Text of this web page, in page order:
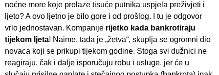
noćne more koje prolaze tisuće putnika uspjela preživjeti i
ljeto? A ovo ljetno je bilo gore i od prošlog. I tu je odgovor
vrlo jednostavan. Kompanije rijetko kada bankrotiraju
tijekom ljeta! Naime, tada je „žetva“, skuplja se ogromni dio
novaca koji se prikupi tijekom godine. Stoga svi dužnici ne
reagiraju, čak i dalje isporučuju robu i usluge, jer će u